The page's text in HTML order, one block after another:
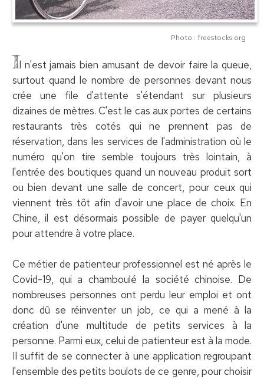
Photo : freestocks.org
Il n'est jamais bien amusant de devoir faire la queue,
surtout quand le nombre de personnes devant nous
crée une file d'attente s'étendant sur plusieurs
dizaines de mètres. C'est le cas aux portes de certains
restaurants très cotés qui ne prennent pas de
réservation, dans les services de l'administration où le
numéro qu'on tire semble toujours très lointain, à
l'entrée des boutiques quand un nouveau produit sort
ou bien devant une salle de concert, pour ceux qui
viennent très tôt afin d'avoir une place de choix. En
Chine, il est désormais possible de payer quelqu'un
pour attendre à votre place.
Ce métier de patienteur professionnel est né après le
Covid-19, qui a chamboulé la société chinoise. De
nombreuses personnes ont perdu leur emploi et ont
donc dû se réinventer un job, ce qui a mené à la
création d'une multitude de petits services à la
personne. Parmi eux, celui de patienteur est à la mode.
Il suffit de se connecter à une application regroupant
l'ensemble des petits boulots de ce genre, pour choisir